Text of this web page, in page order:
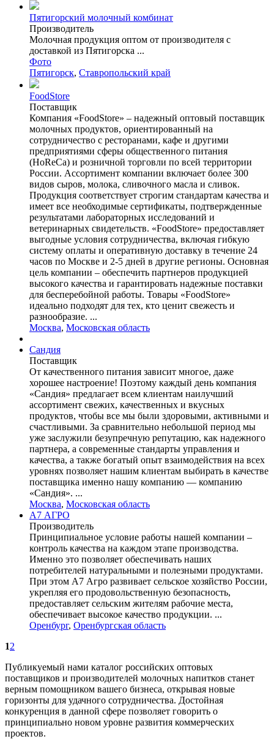
Пятигорский молочный комбинат
Производитель
Молочная продукция оптом от производителя с
доставкой из Пятигорска ...
Фото
Пятигорск, Ставропольский край
FoodStore
Поставщик
Компания «FoodStore» – надежный оптовый поставщик
молочных продуктов, ориентированный на
сотрудничество с ресторанами, кафе и другими
предприятиями сферы общественного питания
(HoReCa) и розничной торговли по всей территории
России. Ассортимент компании включает более 300
видов сыров, молока, сливочного масла и сливок.
Продукция соответствует строгим стандартам качества и
имеет все необходимые сертификаты, подтвержденные
результатами лабораторных исследований и
ветеринарных свидетельств. «FoodStore» предоставляет
выгодные условия сотрудничества, включая гибкую
систему оплаты и оперативную доставку в течение 24
часов по Москве и 2-5 дней в другие регионы. Основная
цель компании – обеспечить партнеров продукцией
высокого качества и гарантировать надежные поставки
для бесперебойной работы. Товары «FoodStore»
идеально подходят для тех, кто ценит свежесть и
разнообразие. ...
Москва, Московская область
Сандия
Поставщик
От качественного питания зависит многое, даже
хорошее настроение! Поэтому каждый день компания
«Сандия» предлагает всем клиентам наилучший
ассортимент свежих, качественных и вкусных
продуктов, чтобы все мы были здоровыми, активными и
счастливыми. За сравнительно небольшой период мы
уже заслужили безупречную репутацию, как надежного
партнера, а современные стандарты управления и
качества, а также богатый опыт взаимодействия на всех
уровнях позволяет нашим клиентам выбирать в качестве
поставщика именно нашу компанию — компанию
«Сандия». ...
Москва, Московская область
А7 АГРО
Производитель
Принципиальное условие работы нашей компании –
контроль качества на каждом этапе производства.
Именно это позволяет обеспечивать наших
потребителей натуральными и полезными продуктами.
При этом А7 Агро развивает сельское хозяйство России,
укрепляя его продовольственную безопасность,
предоставляет сельским жителям рабочие места,
обеспечивает высокое качество продукции. ...
Оренбург, Оренбургская область
12
Публикуемый нами каталог российских оптовых
поставщиков и производителей молочных напитков станет
верным помощником вашего бизнеса, открывая новые
горизонты для удачного сотрудничества. Достойная
конкуренция в данной сфере позволяет говорить о
принципиально новом уровне развития коммерческих
проектов.